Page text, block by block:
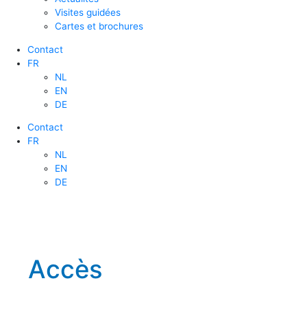
Visites guidées
Cartes et brochures
Contact
FR
NL
EN
DE
Contact
FR
NL
EN
DE
Accès